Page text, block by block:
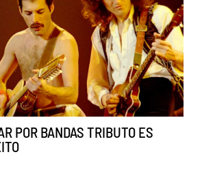
POR BANDAS TRIBUTO ES